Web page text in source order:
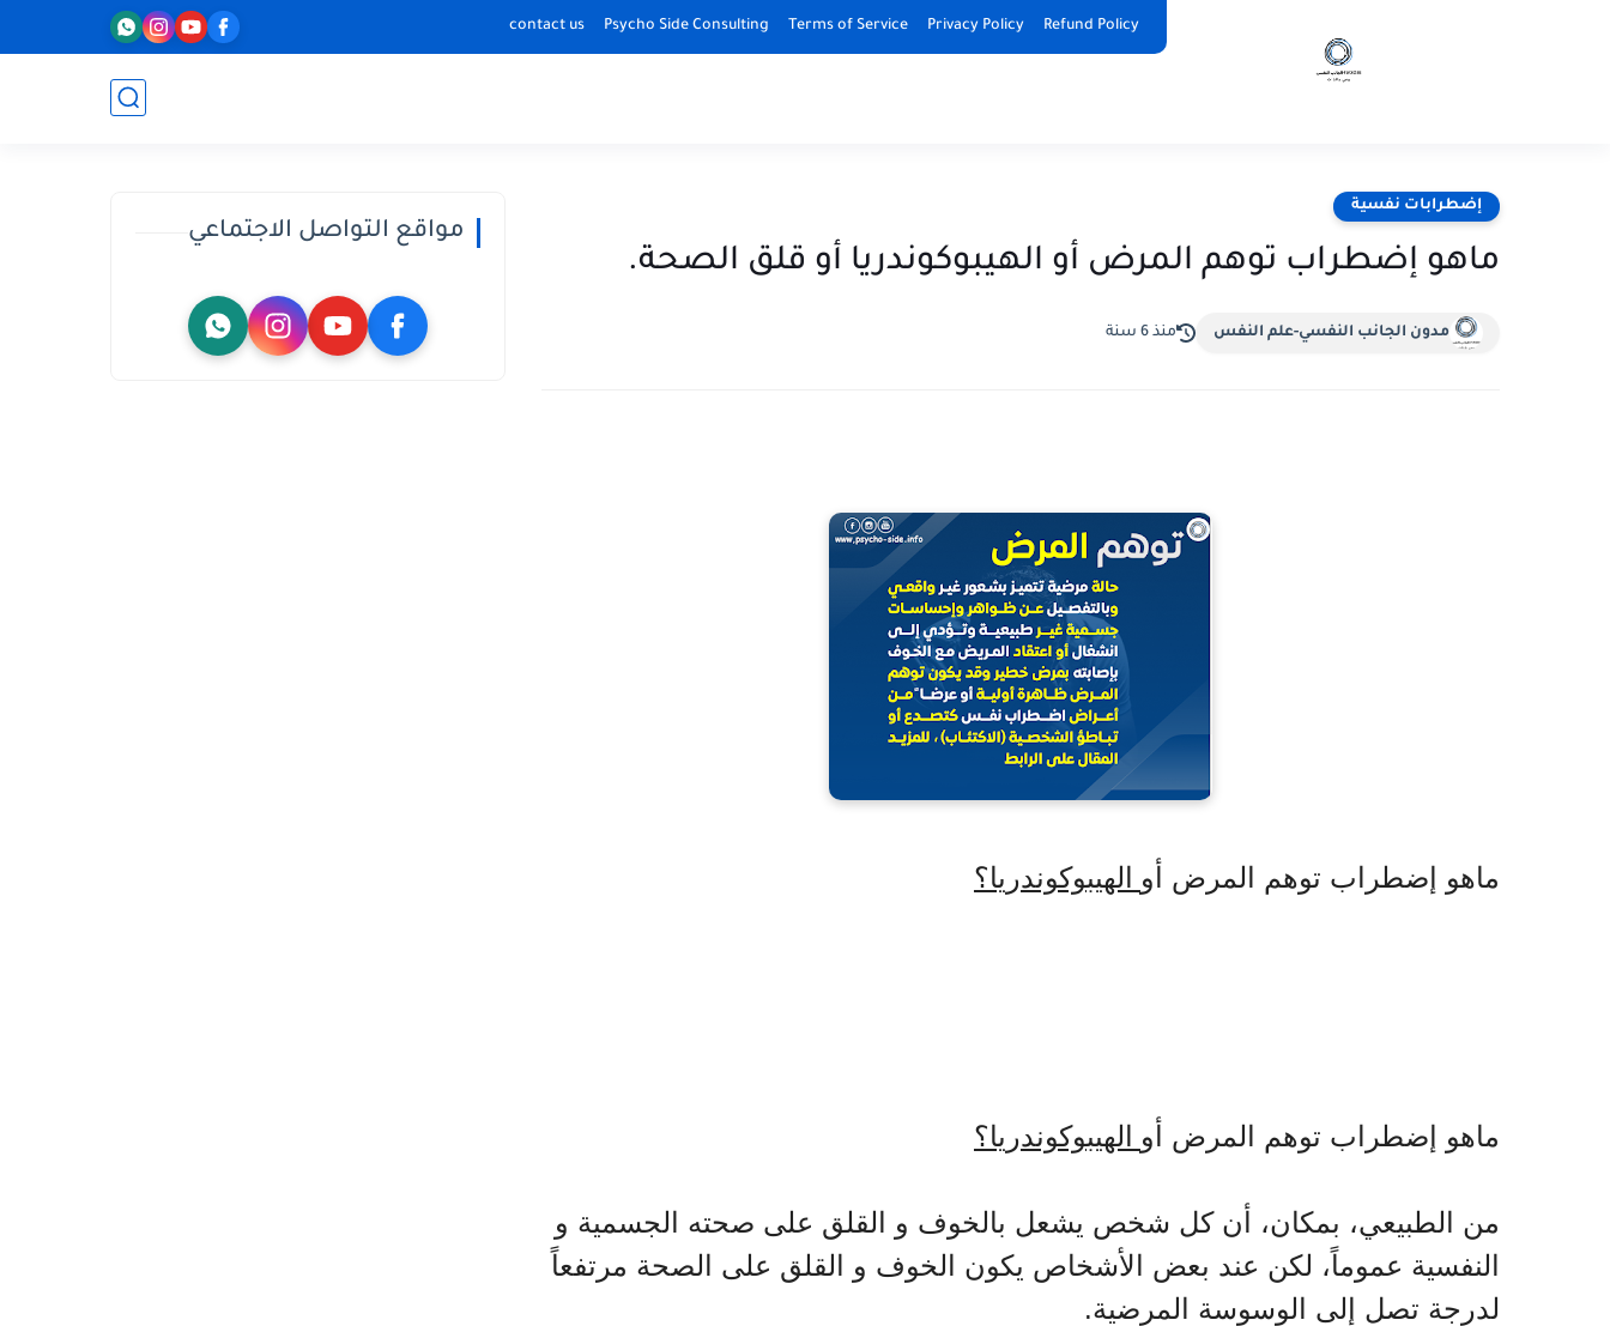
Refund Policy
Privacy Policy
Terms of Service
Psycho Side Consulting
contact us
إضطرابات نفسية
ماهو إضطراب توهم المرض أو الهيبوكوندريا أو قلق الصحة.
مدون الجانب النفسي-علم النفس منذ 6 سنة
ماهو إضطراب توهم المرض أو الهيبوكوندريا؟
ماهو إضطراب توهم المرض أو الهيبوكوندريا؟
من الطبيعي، بمكان، أن كل شخص يشعل بالخوف و القلق على صحته الجسمية و
النفسية عموماً، لكن عند بعض الأشخاص يكون الخوف و القلق على الصحة مرتفعاً
لدرجة تصل إلى الوسوسة المرضية.
مواقع التواصل الاجتماعي